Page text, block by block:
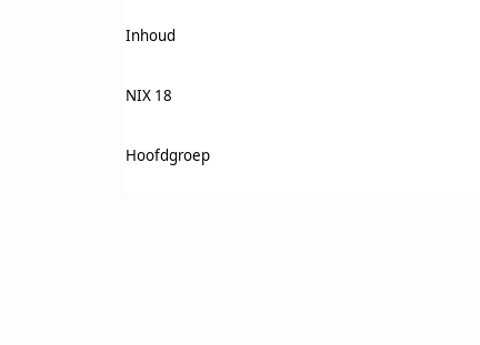
Inhoud
NIX 18
Hoofdgroep